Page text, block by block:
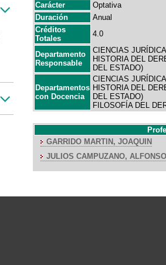
Carácter
Optativa
Duración
Anual
Créditos
Totales
4.0
Departamento
Responsable
CIENCIAS
HISTORIA DEL
DEL ESTADO)
Departamentos
con Docencia
CIENCIAS
HISTORIA DEL
DEL ESTADO)
FILOSOFÍA DEL
GARRIDO MARTIN, JOAQUIN
JULIOS CAMPUZANO,